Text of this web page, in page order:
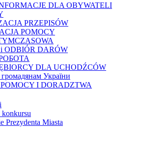
DLA OBYWATELI
PRZEPISÓW
POMOCY
ODBIÓR DARÓW
DLA UCHODŹCÓW
України
I DORADZTWA
Prezydenta Miasta